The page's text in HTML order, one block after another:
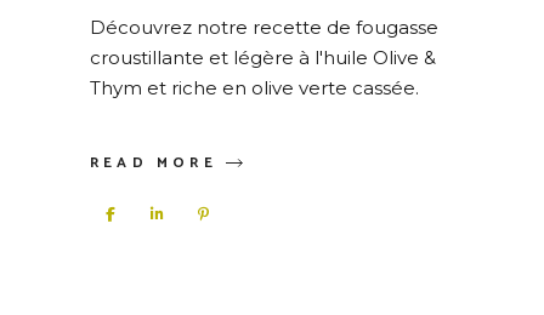
Découvrez notre recette de fougasse
croustillante et légère à l'huile Olive &
Thym et riche en olive verte cassée.
READ MORE